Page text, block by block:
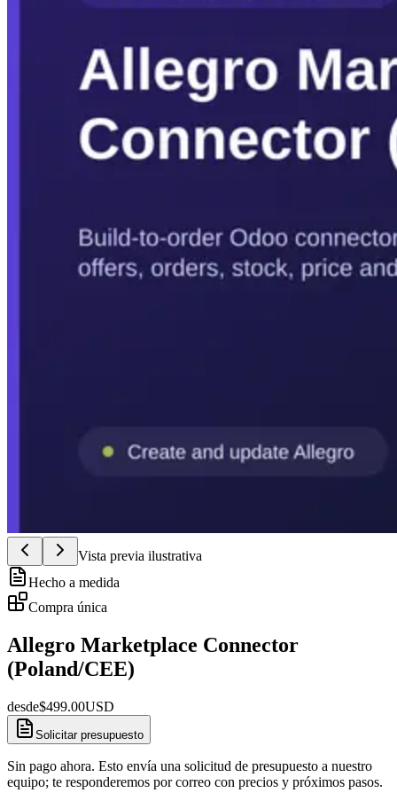
Vista previa ilustrativa
Hecho a medida
Compra única
Allegro Marketplace Connector
(Poland/CEE)
desde$499.00USD
Solicitar presupuesto
Sin pago ahora. Esto envía una solicitud de presupuesto a nuestro
equipo; te responderemos por correo con precios y próximos pasos.